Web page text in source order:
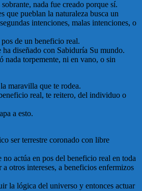
nada fue creado porque sí.
que pueblan la naturaleza busca un
intenciones, malas intenciones, o
de un beneficio real.
diseñado con Sabiduría Su mundo.
nada torpemente, ni en vano, o sin
maravilla que te rodea.
real, te reitero, del individuo o
a esto.
ser terrestre coronado con libre
actúa en pos del beneficio real en toda
otros intereses, a beneficios enfermizos
la lógica del universo y entonces actuar